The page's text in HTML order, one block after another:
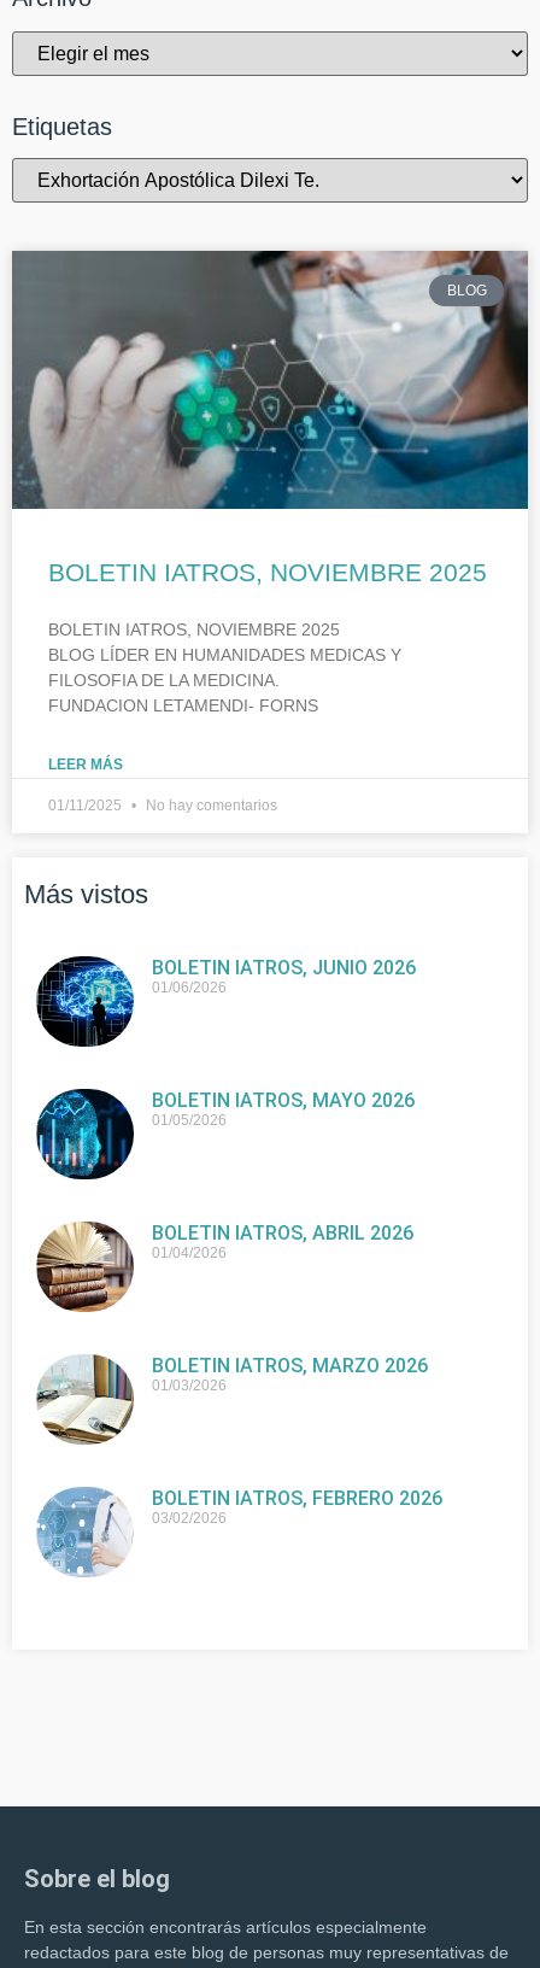
Etiquetas
BLOG
BOLETIN IATROS, NOVIEMBRE 2025
BOLETIN IATROS, NOVIEMBRE 2025
BLOG LÍDER EN HUMANIDADES MEDICAS Y
FILOSOFIA DE LA MEDICINA.
FUNDACION LETAMENDI- FORNS
LEER MÁS
01/11/2025 No hay comentarios
Más vistos
BOLETIN IATROS, JUNIO 2026
01/06/2026
BOLETIN IATROS, MAYO 2026
01/05/2026
BOLETIN IATROS, ABRIL 2026
01/04/2026
BOLETIN IATROS, MARZO 2026
01/03/2026
BOLETIN IATROS, FEBRERO 2026
03/02/2026
Sobre el blog
En esta sección encontrarás artículos especialmente
redactados para este blog de personas muy representativas de